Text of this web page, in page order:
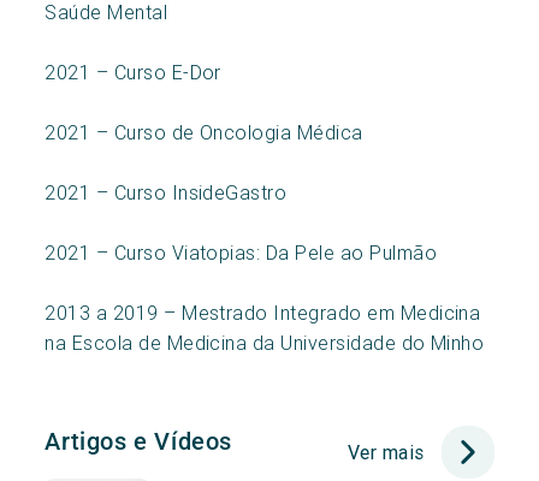
Saúde Mental
2021 – Curso E-Dor
2021 – Curso de Oncologia Médica
2021 – Curso InsideGastro
2021 – Curso Viatopias: Da Pele ao Pulmão
2013 a 2019 – Mestrado Integrado em Medicina
na Escola de Medicina da Universidade do Minho
Artigos e Vídeos Ver mais